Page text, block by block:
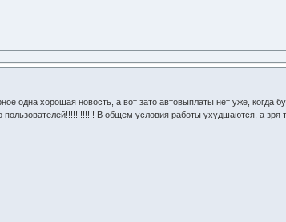
одна хорошая новость, а вот зато автовыплаты нет уже, когда
пользователей!!!!!!!!!!!! В общем условия работы ухудшаются, а